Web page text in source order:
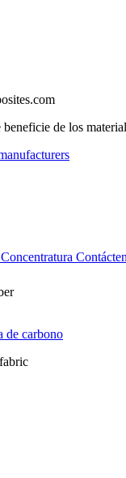
de los
Concentratura
de carbono